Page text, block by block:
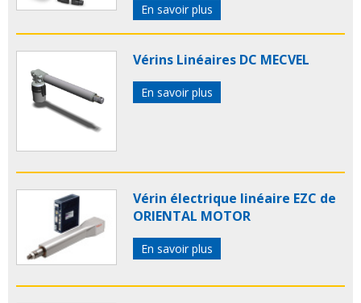
En savoir plus
Vérins Linéaires DC MECVEL
En savoir plus
Vérin électrique linéaire EZC de
ORIENTAL MOTOR
En savoir plus